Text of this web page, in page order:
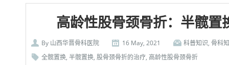
高龄性股骨颈骨折：半髋置
By 山西华晋骨科医院 16 May, 2021 科普知识, 骨科
全髋置换, 半髋置换, 股骨颈骨折的治疗, 高龄性股骨颈骨折